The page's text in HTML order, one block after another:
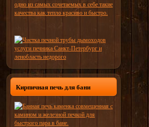
Кирпичная печь для бани